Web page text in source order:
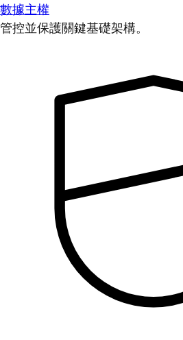
數據主權
管控並保護關鍵基礎架構。